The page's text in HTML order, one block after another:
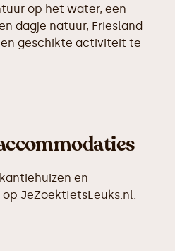
op het water, een
dagje natuur, Friesland
geschikte activiteit te
en
JeZoektIetsLeuks.nl.